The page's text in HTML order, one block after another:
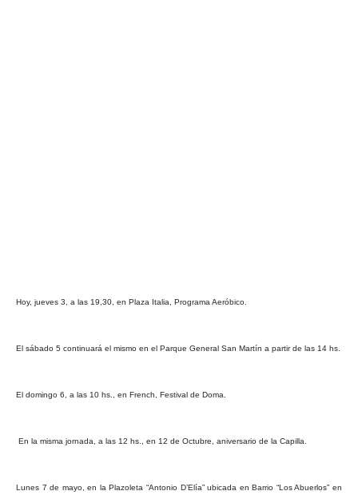
Hoy, jueves 3, a las 19,30, en Plaza Italia, Programa Aeróbico.
El sábado 5 continuará el mismo en el Parque General San Martín a partir de las 14 hs.
El domingo 6, a las 10 hs., en French, Festival de Doma.
En la misma jornada, a las 12 hs., en 12 de Octubre, aniversario de la Capilla.
Lunes 7 de mayo, en la Plazoleta “Antonio D’Elía” ubicada en Barrio “Los Abuerlos” en